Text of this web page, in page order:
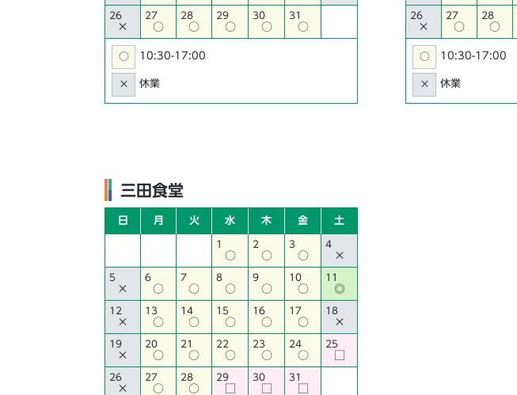
26
×
27
○
28
○
29
○
30
○
31
○
○ 10:30-17:00
× 休業
26
×
27
○
28
○
○ 10:30-17:00
× 休業
三田食堂
日 月 火 水 木 金 土
1
○
2
○
3
○
4
×
5
×
6
○
7
○
8
○
9
○
10
○
11
◎
12
×
13
○
14
○
15
○
16
○
17
○
18
×
19
×
20
○
21
○
22
○
23
○
24
○
25
26
×
27
○
28
○
29 30 31